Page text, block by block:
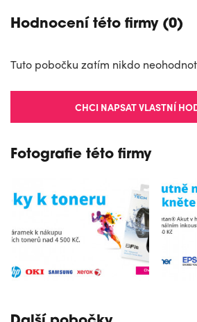
Hodnocení této firmy (0)
Tuto pobočku zatím nikdo
CHCI NAPSAT VLASTNÍ
Fotografie této firmy